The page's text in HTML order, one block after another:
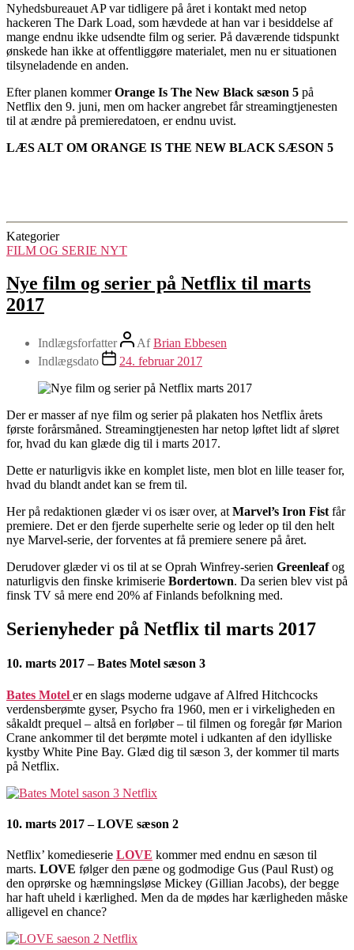
Nyhedsbureauet AP var tidligere på året i kontakt med netop
hackeren The Dark Load, som hævdede at han var i besiddelse af
mange endnu ikke udsendte film og serier. På daværende tidspunkt
ønskede han ikke at offentliggøre materialet, men nu er situationen
tilsyneladende en anden.
Efter planen kommerOrange Is The New Black sæson 5 på
Netflix den 9. juni, men om hacker angrebet får streamingtjenesten
til at ændre på premieredatoen, er endnu uvist.
LÆS ALT OM ORANGE IS THE NEW BLACK SÆSON 5
Kategorier
FILM OG SERIE NYT
Nye film og serier på Netflix til marts
2017
Indlægsforfatter AfBrian Ebbesen
Indlægsdato
24. februar 2017
Der er masser af nye film og serier på plakaten hos Netflix årets
første forårsmåned. Streamingtjenesten har netop løftet lidt af sløret
for, hvad du kan glæde dig til i marts 2017.
Dette er naturligvis ikke en komplet liste, men blot en lille teaser for,
hvad du blandt andet kan se frem til.
Her på redaktionen glæder vi os især over, at Marvel’s Iron Fist får
premiere. Det er den fjerde superhelte serie og leder op til den helt
nye Marvel-serie, der forventes at få premiere senere på året.
Derudover glæder vi os til at se Oprah Winfrey-serien Greenleafog
naturligvis den finske krimiserie Bordertown. Da serien blev vist på
finsk TV så mere end 20% af Finlands befolkning med.
Serienyheder på Netflix til marts 2017
10. marts 2017 – Bates Motel sæson 3
Bates Motel er en slags moderne udgave af Alfred Hitchcocks
verdensberømte gyser, Psycho fra 1960, men er i virkeligheden en
såkaldt prequel – altså en forløber – til filmen og foregår før Marion
Crane ankommer til det berømte motel i udkanten af ​​den idylliske
kystby White Pine Bay. Glæd dig til sæson 3, der kommer til marts
på Netflix.
10. marts 2017 – LOVE sæson 2
Netflix’ komedieserie LOVE kommer med endnu en sæson til
marts. LOVE følger den pæne og godmodige Gus (Paul Rust) og
den oprørske og hæmningsløse Mickey (Gillian Jacobs), der begge
har haft uheld i kærlighed. Men da de mødes har kærligheden måske
alligevel en chance?